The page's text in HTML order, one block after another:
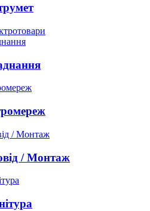
/ Монтаж